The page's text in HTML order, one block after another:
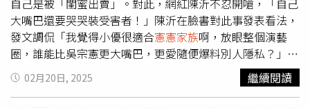
自己是被「閨蜜出賣」。對此，網紅陳沂不忍開嗆，「自己
大嘴巴還要哭哭裝受害者！」陳沂在臉書對此事發表看法，
發文調侃「我覺得小優很適合憲憲家族啊，放眼整個演藝
圈，誰能比吳宗憲更大嘴巴，更愛隨便爆料別人隱私？」陳
沂透露，其實不少通告藝人為了與記者打交道，都會私下爆
料身邊友人的事，以此獲得上新聞的機會，「不然他們這麼
不紅又沒流量，誰要寫她？」並詢問大家，身邊是否也有這
02月20日, 2025 繼續閱讀